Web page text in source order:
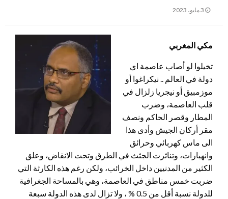
نُشر
3 مايو، 2023
مكي المغربي
تخيلوا لو أصاب عاصمة اي
دولة في العالم .. نيكراغوا أو
موزمبيق أو نيجريا زلزال في
قلب العاصمة، وضرب
المطار وقصر الحاكم ونصف
مقر أركان الجيش وأدى هذا
الى ماس كهربائي وحرائق
وانهيارات، وتناثرت الجثث في الطرق وتحت الانقاض، وعلق
الكثير من المدنيين داخل الخرائب، ولكن رغم هذه الكارثة التي
ضربت خمس مناطق في العاصمة، وهي بالمساحة الجغرافية
للدولة نسبة أقل من 0.5 % ، ولا تزال لدى هذه الدولة سبعة